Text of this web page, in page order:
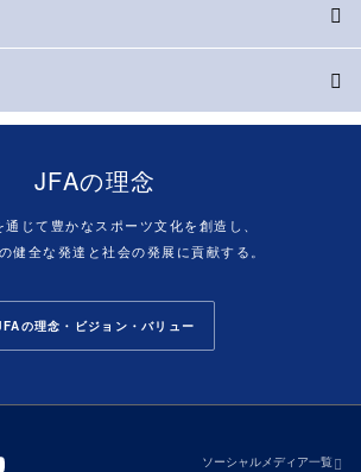
JFAの理念
じて豊かなスポーツ文化を創造し、
健全な発達と社会の発展に貢献する。
の理念・ビジョン・バリュー
ソーシャルメディア一覧